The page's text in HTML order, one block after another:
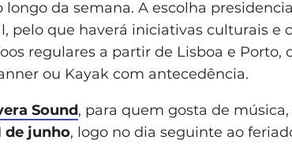
da semana. A escolha
pelo que haverá iniciativas culturais e
regulares a partir de Lisboa e
ou Kayak com antecedência.
Sound, para quem gosta de
de junho, logo no dia seguinte ao